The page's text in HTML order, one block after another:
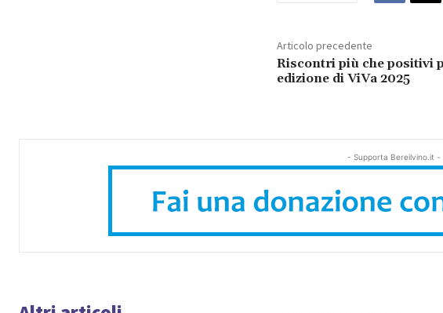
Articolo precedente
Riscontri più che positivi
edizione di ViVa 2025
- Supporta Bereilvino.it -